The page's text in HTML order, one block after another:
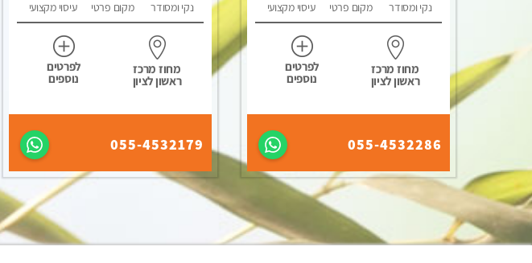
נקי ומסודר מקום פרטי עיסוי מקצועי
מחוז מרכז
ראשון לציון
לפרטים
נוספים
055-4532286
נקי ומסודר מקום פרטי עיסוי מקצועי
מחוז מרכז
ראשון לציון
לפרטים
נוספים
055-4532179